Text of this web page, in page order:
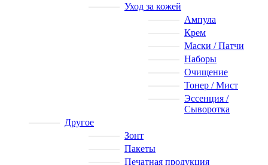
Уход за кожей
Ампула
Крем
Маски / Патчи
Наборы
Очищение
Тонер / Мист
Эссенция /
Сыворотка
Другое
Зонт
Пакеты
Печатная продукция